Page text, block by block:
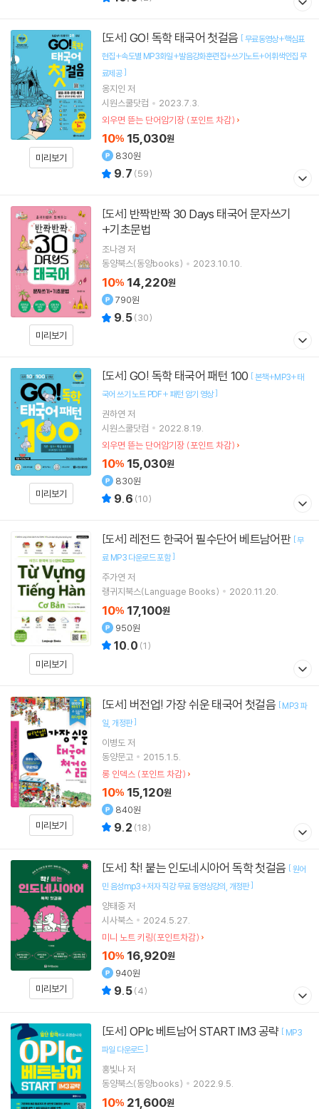
미리보기
[도서] GO! 독학 태국어 첫걸음 [무료동영상+핵심표
현집+속도별 MP3화일+발음강화훈련집+쓰기노트+어휘색인집 무
료제공]
옹지인 저
시원스쿨닷컴
2023.7.3.
외우면 뜯는 단어암기장 (포인트 차감)
10% 15,030원
830원
9.7 (59)
미리보기
[도서]
+기초문법
조나경 저
동양북스(동양books)
2023.10.10.
10% 14,220원
790원
9.5(30)
미리보기
[도서] GO! 독학 태국어 패턴 100 [본책+MP3+태
국어 쓰기 노트 PDF+ 패턴 암기 영상]
권하연 저
시원스쿨닷컴
2022.8.19.
외우면 뜯는 단어암기장 (포인트 차감)
10% 15,030원
830원
9.6 (10)
미리보기
[도서] 레전드 한국어 필수단어 베트남어판 [무
료 MP3 다운로드 포함]
주가연 저
랭귀지북스(Language Books)
2020.11.20.
10% 17,100원
950원
10.0 (1)
미리보기
[도서] 버전업! 가장 쉬운 태국어 첫걸음 [MP3 파
일 개정판]
이병도 저
동양문고
2015.1.5.
롱 인덱스 (포인트 차감)
10% 15,120원
840원
9.2 (18)
미리보기
[도서] 착! 붙는 인도네시아어 독학 첫걸음 [원어
민 음성mp3+저자 직강 무료 동영상강의 개정판]
양태중저
시사북스
2024.5.27.
미니 노트 키링(포인트차감)
10% 16,920원
940원
9.5(4)
[도서] OPIc 베트남어 START IM3 공략 [ MP3
파일 다운로드 ]
홍빛나저
동양북스(동양books)
2022.9.5.
10% 21,600원